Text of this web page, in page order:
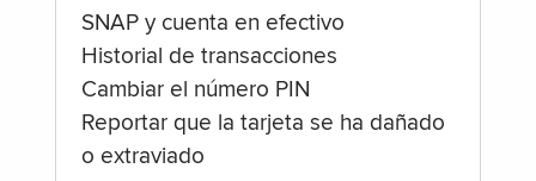
SNAP y cuenta en efectivo
Historial de transacciones
Cambiar el número PIN
Reportar que la tarjeta se ha dañado
o extraviado